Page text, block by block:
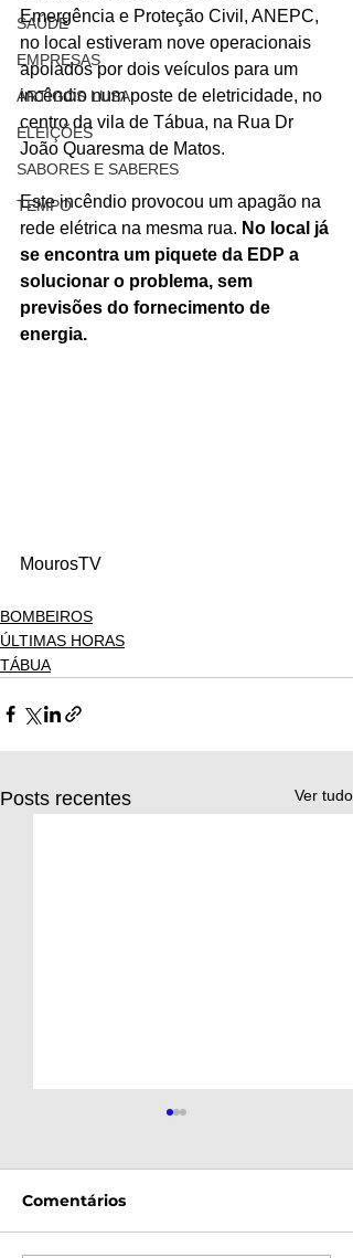
SAÚDE
EMPRESAS
ARTIGOS LUSA
ELEIÇÕES
SABORES E SABERES
TEMPO
Emergência e Proteção Civil, ANEPC,
no local estiveram nove operacionais
apoiados por dois veículos para um
incêndio num poste de eletricidade, no
centro da vila de Tábua, na Rua Dr
João Quaresma de Matos.
Este incêndio provocou um apagão na
rede elétrica na mesma rua. No local já
se encontra um piquete da EDP a
solucionar o problema, sem
previsões do fornecimento de
energia.
MourosTV
BOMBEIROS
ÚLTIMAS HORAS
TÁBUA
Posts recentes Ver tudo
Comentários